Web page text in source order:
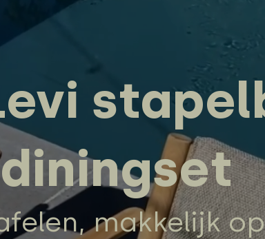
diningset
makkelijk